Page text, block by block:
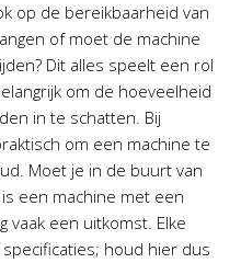
op de bereikbaarheid van
of moet de machine
Dit alles speelt een rol
om de hoeveelheid
in te schatten. Bij
om een machine te
Moet je in de buurt van
een machine met een
vaak een uitkomst. Elke
houd hier dus